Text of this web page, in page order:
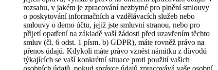
rozsahu, v jakém je zpracování nezbytné pro plnění smlouvy
o poskytování informačních a vzdělávacích služeb nebo
smlouvy o demo účtu, jejíž jste smluvní stranou, nebo pro
přijetí opatření na základě vaší žádosti před uzavřením těchto
smluv (čl. 6 odst. 1 písm. b) GDPR), máte rovněž právo na
přenos údajů. Kdykoli máte právo vznést námitku z důvodů
týkajících se vaší konkrétní situace proti použití vašich
osobních údajů, pokud správce údajů zpracovává vaše osobní